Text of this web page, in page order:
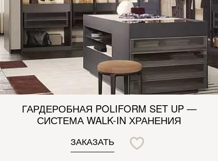
ГАРДЕРОБНАЯ POLIFORM SET UP —
СИСТЕМА WALK-IN ХРАНЕНИЯ
ЗАКАЗАТЬ